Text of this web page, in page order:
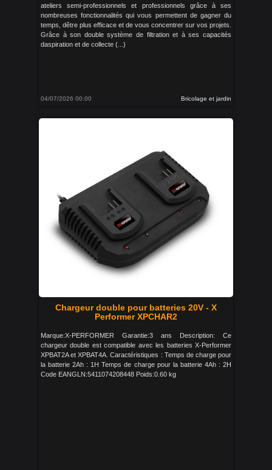
ateliers semi-professionnels et professionnels grâce à ses
nombreuses fonctionnalités qui vous permettent de gagner du
temps, dêtre plus efficace et de vous concentrer sur vos projets.
Grâce à son double système de filtration et à ses capacités
daspiration et de collecte (...)
04/07/2026 00:00 Bricolage et jardin
Chargeur double pour batteries 20V - X
Performer XPCHAR2
Marque:X-PERFORMER Garantie:3 ans Description: Ce
chargeur double est compatible avec les batteries X-Performer
XPBAT2A et XPBAT4A. Caractéristiques : Temps de charge pour
la batterie 2Ah : 1H Temps de charge pour la batterie 4Ah : 2H
Code EANGLN:5411074208448 Poids:0.60 kg